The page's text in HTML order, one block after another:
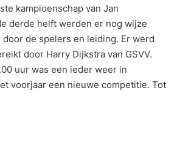
kampioenschap van Jan
derde helft werden er nog wijze
de spelers en leiding. Er werd
door Harry Dijkstra van GSVV.
uur was een ieder weer in
voorjaar een nieuwe competitie. Tot